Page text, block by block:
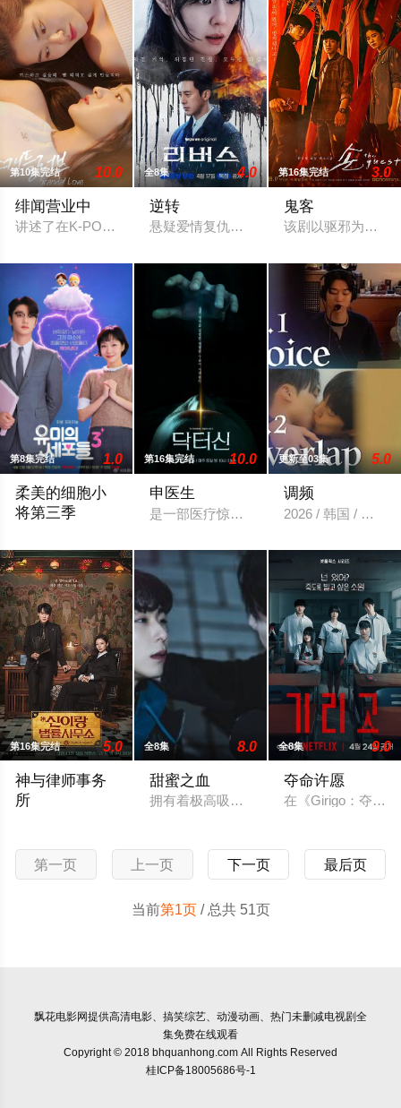
第10集完结 10.0
绯闻营业中
讲述了在K-POP女子组合系统中处于不同权力位置的4名女性努
全8集 4.0
逆转
悬疑爱情复仇剧《Reverse》讲述的是因
第16集完结 3.0
鬼客
该剧以驱邪为题材
第8集完结 1.0
柔美的细胞小
将第三季
第16集完结 10.0
申医生
是一部医疗惊悚剧，讲述一位天才医生和
更新至03集 5.0
调频
2026 / 韩国 / 韩国
第16集完结 5.0
神与律师事务
所
全8集 8.0
甜蜜之血
拥有着极高吸引力的“甜蜜血液”的男主，
全8集 9.0
夺命许愿
在《Girigo：夺命
第一页 上一页 下一页 最后页
当前第1页/ 总共 51页
飘花电影网提供高清电影、搞笑综艺、动漫动画、热门未删减电视剧全
集免费在线观看
Copyright © 2018 bhquanhong.com All Rights Reserved
桂ICP备18005686号-1